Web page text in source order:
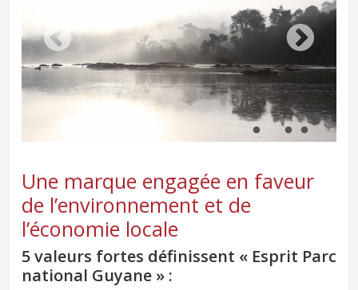
Une marque engagée en faveur
de l’environnement et de
l’économie locale
5 valeurs fortes définissent « Esprit Parc
national Guyane » :